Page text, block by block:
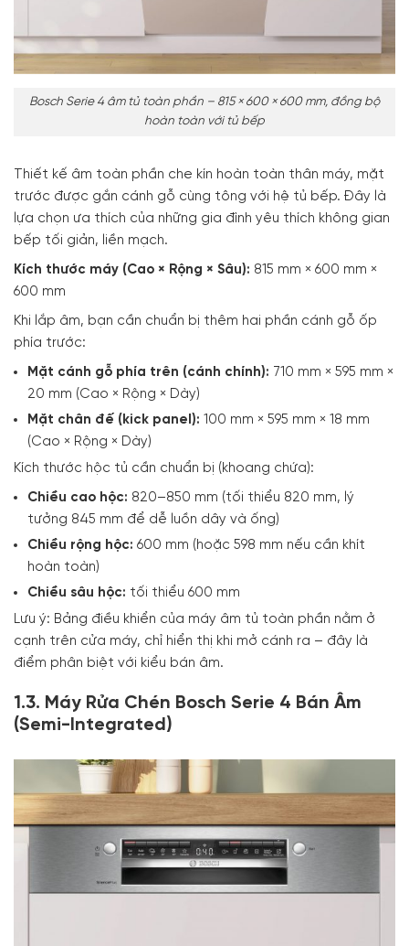
Bosch Serie 4 âm tủ toàn phần – 815 × 600 × 600 mm, đồng bộ
hoàn toàn với tủ bếp
Thiết kế âm toàn phần che kín hoàn toàn thân máy, mặt
trước được gắn cánh gỗ cùng tông với hệ tủ bếp. Đây là
lựa chọn ưa thích của những gia đình yêu thích không gian
bếp tối giản, liền mạch.
Kích thước máy (Cao × Rộng × Sâu): 815 mm × 600 mm ×
600 mm
Khi lắp âm, bạn cần chuẩn bị thêm hai phần cánh gỗ ốp
phía trước:
Mặt cánh gỗ phía trên (cánh chính): 710 mm × 595 mm ×
20 mm (Cao × Rộng × Dày)
Mặt chân đế (kick panel): 100 mm × 595 mm × 18 mm
(Cao × Rộng × Dày)
Kích thước hộc tủ cần chuẩn bị (khoang chứa):
Chiều cao hộc: 820–850 mm (tối thiểu 820 mm, lý
tưởng 845 mm để dễ luồn dây và ống)
Chiều rộng hộc: 600 mm (hoặc 598 mm nếu cần khít
hoàn toàn)
Chiều sâu hộc: tối thiểu 600 mm
Lưu ý: Bảng điều khiển của máy âm tủ toàn phần nằm ở
cạnh trên cửa máy, chỉ hiển thị khi mở cánh ra – đây là
điểm phân biệt với kiểu bán âm.
1.3. Máy Rửa Chén Bosch Serie 4 Bán Âm
(Semi-Integrated)